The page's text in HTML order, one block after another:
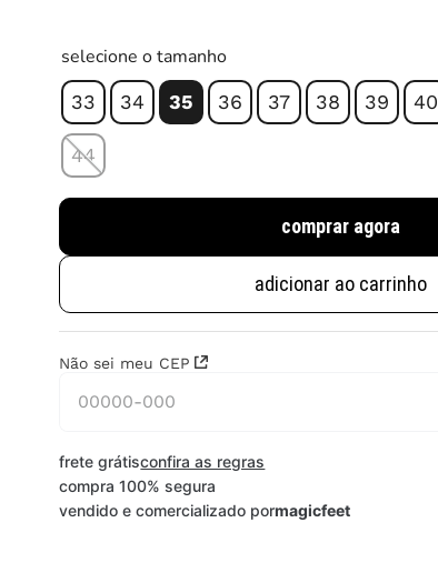
selecione o tamanho
33 34 35 36 37 38 39 40
44
comprar agora
adicionar ao carrinho
Não sei meu CEP
frete grátisconfira as regras
compra 100% segura
vendido e comercializado pormagicfeet